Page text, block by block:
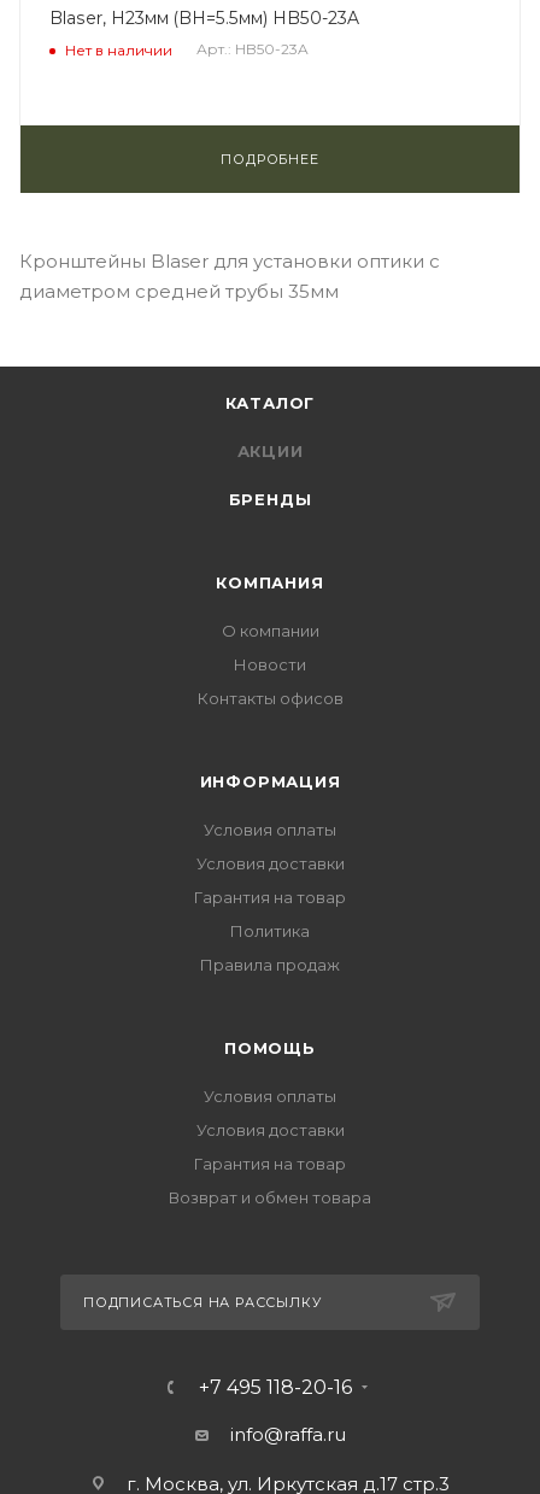
Blaser, H23мм (BH=5.5мм) HB50-23A
Нет в наличии Арт.: HB50-23A
ПОДРОБНЕЕ
Кронштейны Blaser для установки оптики с
диаметром средней трубы 35мм
КАТАЛОГ
АКЦИИ
БРЕНДЫ
КОМПАНИЯ
О компании
Новости
Контакты офисов
ИНФОРМАЦИЯ
Условия оплаты
Условия доставки
Гарантия на товар
Политика
Правила продаж
ПОМОЩЬ
Условия оплаты
Условия доставки
Гарантия на товар
Возврат и обмен товара
ПОДПИСАТЬСЯ НА РАССЫЛКУ
+7 495 118-20-16
info@raffa.ru
г. Москва, ул. Иркутская д.17 стр.3